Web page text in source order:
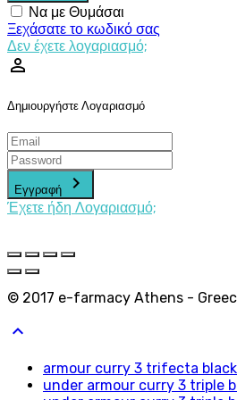
Να με Θυμάσαι
Ξεχάσατε το κωδικό σας
Δεν έχετε λογαριασμό;
perm_identity
Δημιουργήστε Λογαριασμό
Εγγραφή keyboard_arrow_right
Έχετε ήδη Λογαριασμό;
© 2017 e-farmacy Athens -
keyboard_arrow_up
armour curry 3 trifecta black
under armour curry 3 triple